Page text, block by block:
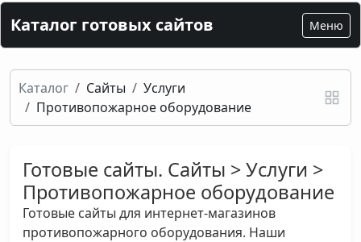
Каталог готовых сайтов Меню
Каталог Сайты
Услуги
Противопожарное оборудование
Готовые сайты. Сайты > Услуги >
Противопожарное оборудование
Готовые сайты для интернет-магазинов
противопожарного оборудования. Наши